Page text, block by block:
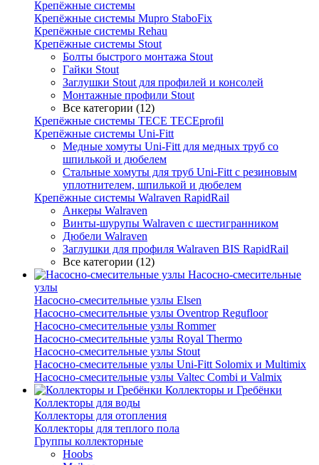
Крепёжные системы
Крепёжные системы Mupro StaboFix
Крепёжные системы Rehau
Крепёжные системы Stout
Болты быстрого монтажа Stout
Гайки Stout
Заглушки Stout для профилей и консолей
Монтажные профили Stout
Все категории (12)
Крепёжные системы TECE TECEprofil
Крепёжные системы Uni-Fitt
Медные хомуты Uni-Fitt для медных труб со
шпилькой и дюбелем
Стальные хомуты для труб Uni-Fitt с резиновым
уплотнителем, шпилькой и дюбелем
Крепёжные системы Walraven RapidRail
Анкеры Walraven
Винты-шурупы Walraven с шестигранником
Дюбели Walraven
Заглушки для профиля Walraven BIS RapidRail
Все категории (12)
Насосно-смесительные
узлы
Насосно-смесительные узлы Elsen
Насосно-смесительные узлы Oventrop Regufloor
Насосно-смесительные узлы Rommer
Насосно-смесительные узлы Royal Thermo
Насосно-смесительные узлы Stout
Насосно-смесительные узлы Uni-Fitt Solomix и Multimix
Насосно-смесительные узлы Valtec Combi и Valmix
Коллекторы и Гребёнки
Коллекторы для воды
Коллекторы для отопления
Коллекторы для теплого пола
Группы коллекторные
Hoobs